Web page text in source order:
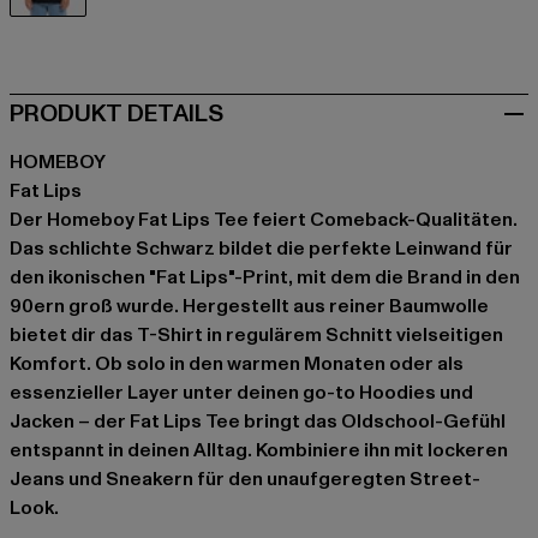
PRODUKT DETAILS
HOMEBOY
Fat Lips
Der Homeboy Fat Lips Tee feiert Comeback-Qualitäten.
Das schlichte Schwarz bildet die perfekte Leinwand für
den ikonischen "Fat Lips"-Print, mit dem die Brand in den
90ern groß wurde. Hergestellt aus reiner Baumwolle
bietet dir das T-Shirt in regulärem Schnitt vielseitigen
Komfort. Ob solo in den warmen Monaten oder als
essenzieller Layer unter deinen go-to Hoodies und
Jacken – der Fat Lips Tee bringt das Oldschool-Gefühl
entspannt in deinen Alltag. Kombiniere ihn mit lockeren
Jeans und Sneakern für den unaufgeregten Street-
Look.